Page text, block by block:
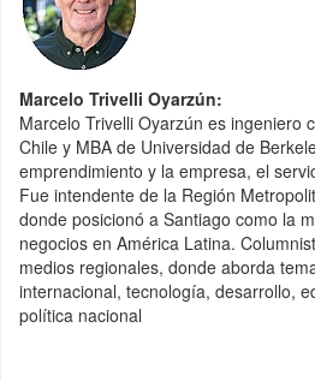
Marcelo Trivelli Oyarzún:
Marcelo Trivelli Oyarzún es ingeniero
Chile y MBA de Universidad de
emprendimiento y la empresa, el
Fue intendente de la Región
donde posicionó a Santiago como la
negocios en América Latina.
medios regionales, donde aborda
internacional, tecnología, desarrollo,
política nacional